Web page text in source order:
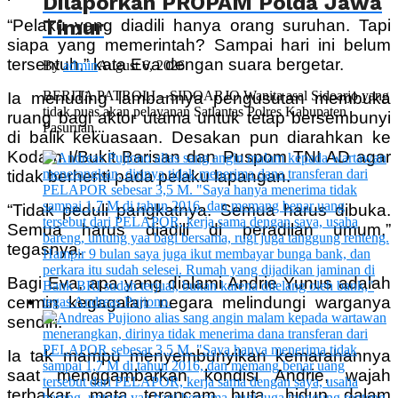
“Pelaku yang diadili hanya orang suruhan. Tapi
siapa yang memerintah? Sampai hari ini belum
tersentuh,” kata Eva dengan suara bergetar.
Ia menuding lambannya pengusutan membuka
ruang bagi aktor utama untuk tetap bersembunyi
di balik kekuasaan. Desakan pun diarahkan ke
Kodam I/Bukit Barisan dan Puspom TNI AD agar
tidak berhenti pada pelaku lapangan.
“Tidak peduli pangkatnya. Semua harus dibuka.
Semua harus diadili di peradilan umum,”
tegasnya.
Bagi Eva, apa yang dialami Andrie Yunus adalah
cermin kegagalan negara melindungi warganya
sendiri.
Ia tak mampu menyembunyikan kemarahannya
saat menggambarkan kondisi Andrie, wajah
Timur
ByadminAugust 6, 2026
BERITA PATROLI – SIDOARJO Wanita asal Sidoarjo yang
tidak puas akan pelayanan Satlantas Polres Kabupaten
Pasuruan...